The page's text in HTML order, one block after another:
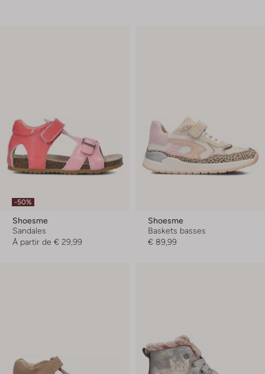
-50%
Shoesme
Sandales
À partir de € 29,99
Shoesme
Baskets basses
€ 89,99